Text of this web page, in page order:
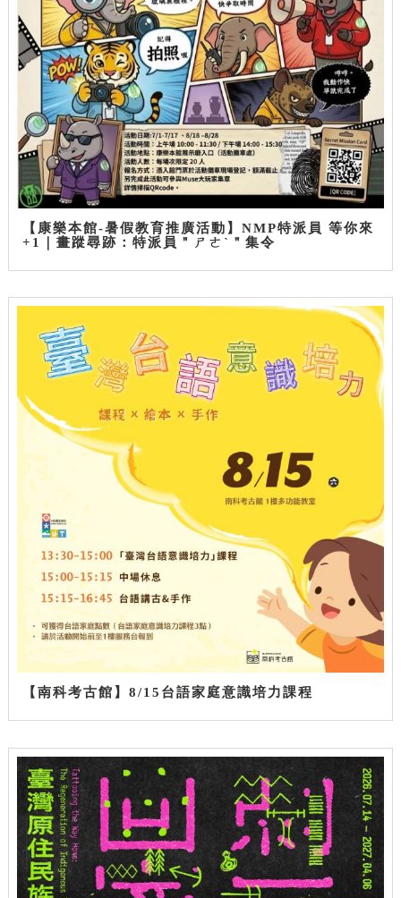
【康樂本館-暑假教育推廣活動】NMP特派員 等你來
+1｜畫蹤尋跡：特派員＂ㄕㄜˋ＂集令
【南科考古館】8/15台語家庭意識培力課程